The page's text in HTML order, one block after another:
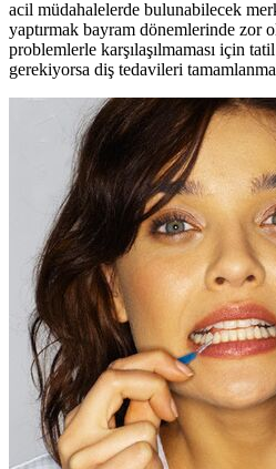
acil müdahalelerde bulunabilecek
yaptırmak bayram dönemlerinde zor
problemlerle karşılaşılmaması için
gerekiyorsa diş tedavileri